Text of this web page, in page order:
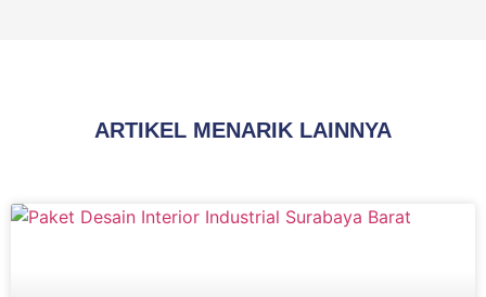
ARTIKEL MENARIK LAINNYA